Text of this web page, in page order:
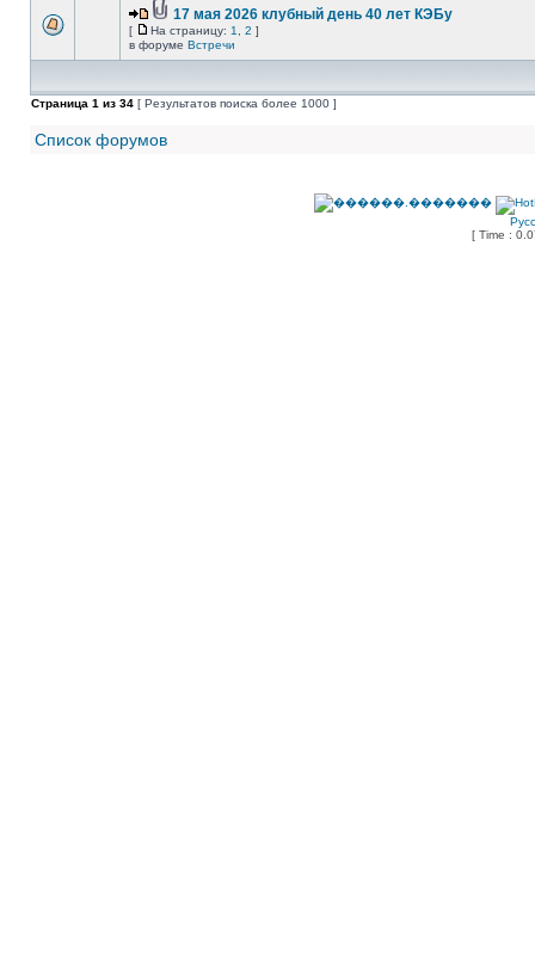
17 мая 2026 клубный день 40 лет КЭБу
[ На страницу: 1 2 ]
в форуме Встречи
Страница 1 из 34 [ Результатов поиска более 1000 ]
Список форумов
[ Time :